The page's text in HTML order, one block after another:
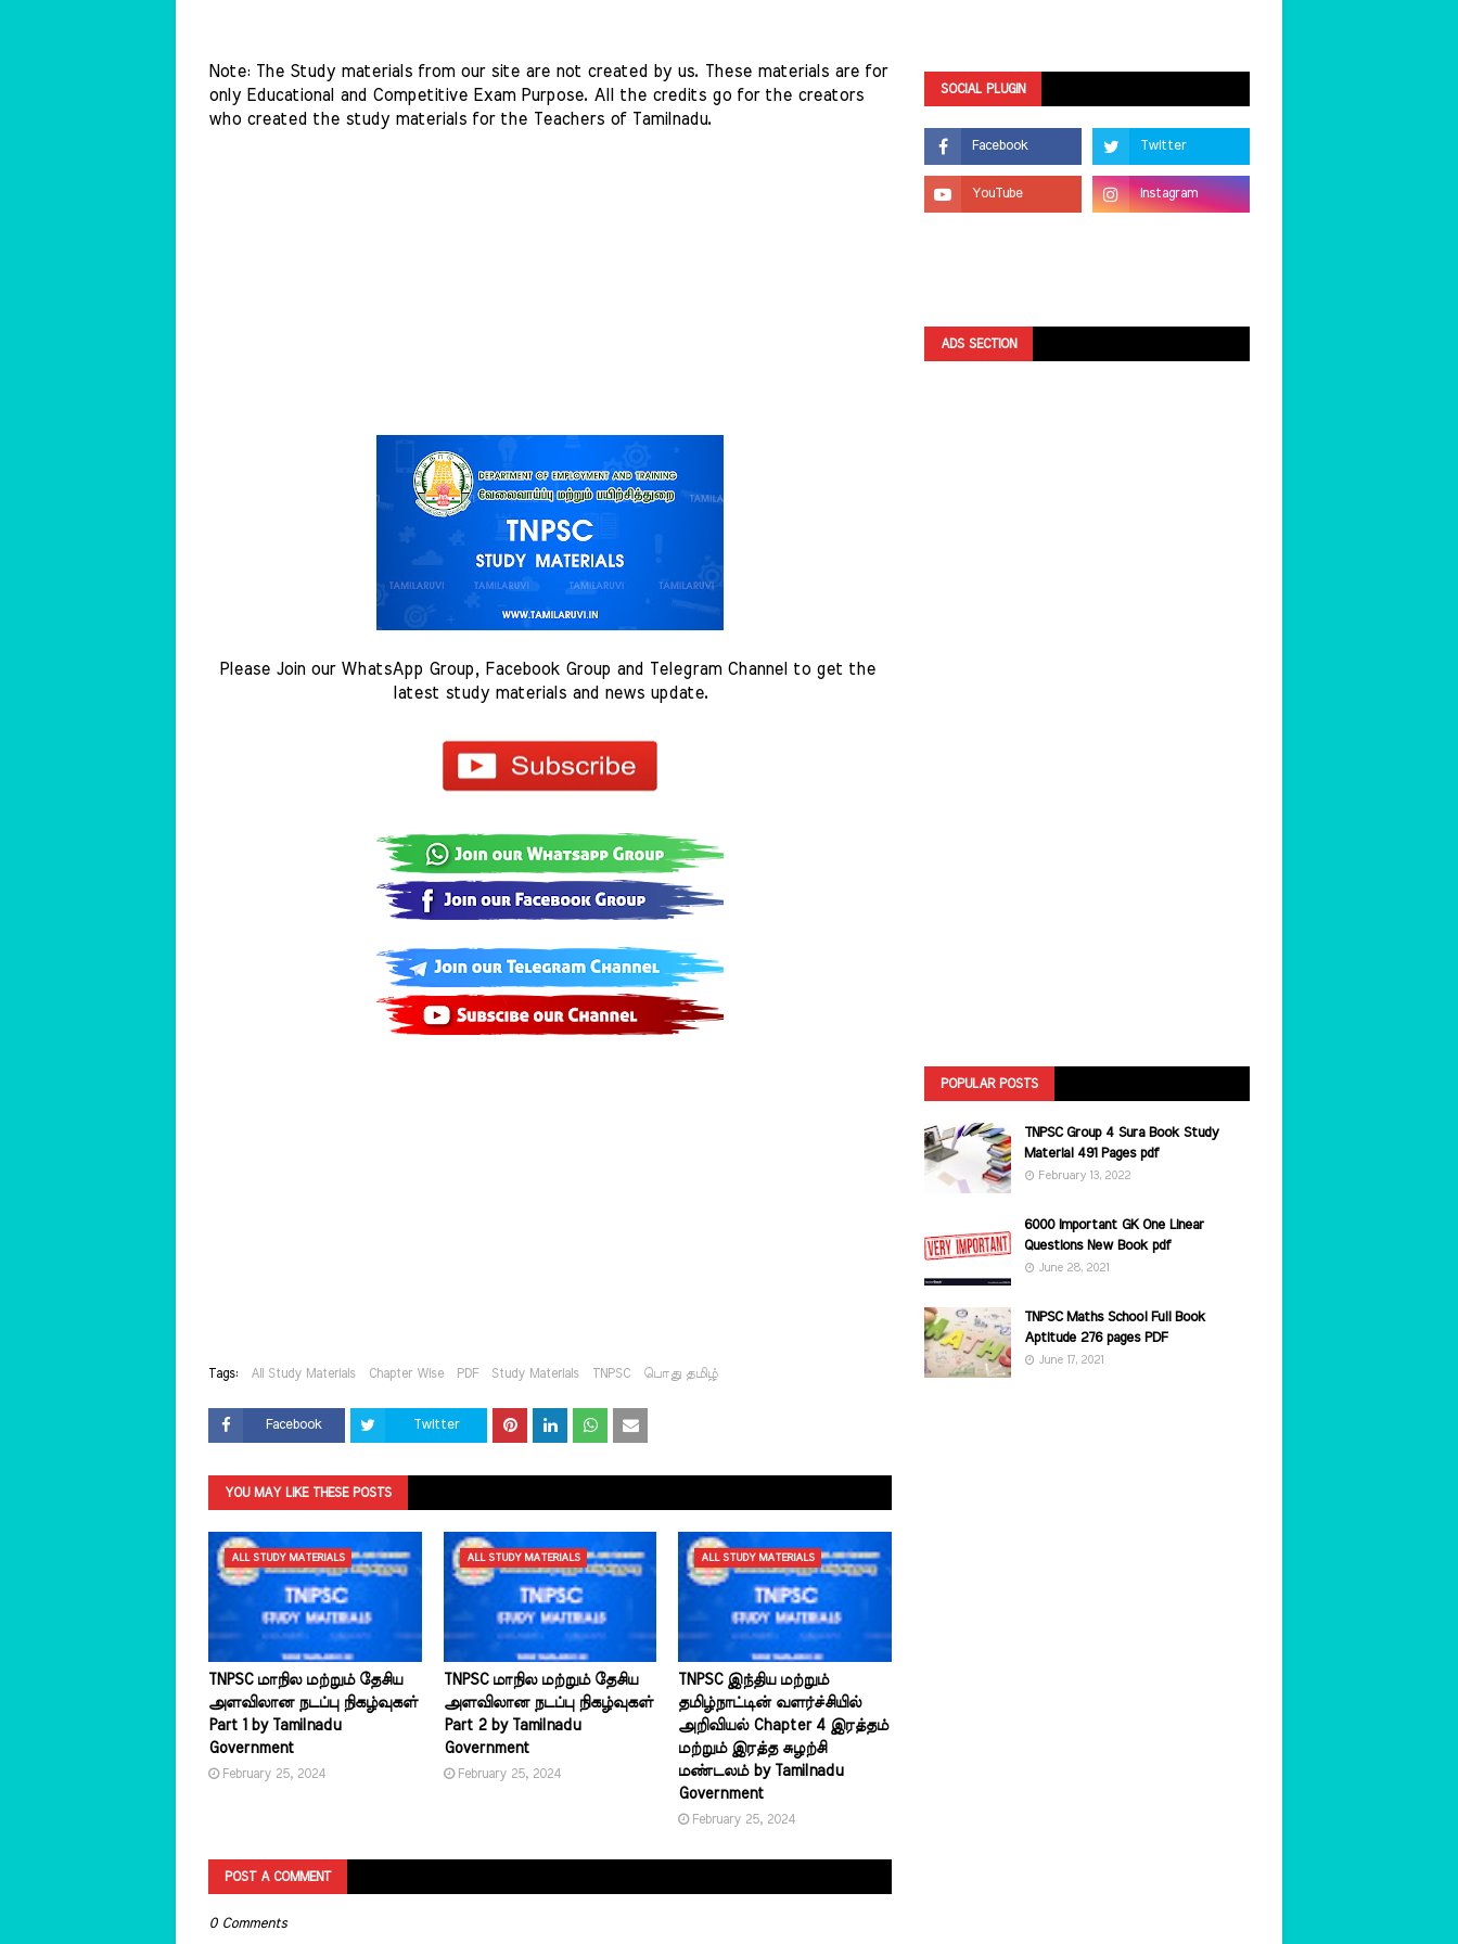
Note: The Study materials from our site are not created by us. These materials are for
only Educational and Competitive Exam Purpose. All the credits go for the creators
who created the study materials for the Teachers of Tamilnadu.
Please Join our WhatsApp Group, Facebook Group and Telegram Channel to get the
latest study materials and news update.
Tags: All Study Materials Chapter Wise PDF Study Materials TNPSC பொது தமிழ்
Facebook Twitter
YOU MAY LIKE THESE POSTS
ALL STUDY MATERIALS
TNPSC மாநில மற்றும் தேசிய
அளவிலான நடப்பு நிகழ்வுகள்
Part 1 by Tamilnadu
Government
February 25, 2024
ALL STUDY MATERIALS
TNPSC மாநில மற்றும் தேசிய
அளவிலான நடப்பு நிகழ்வுகள்
Part 2 by Tamilnadu
Government
February 25, 2024
ALL STUDY MATERIALS
TNPSC இந்திய மற்றும்
தமிழ்நாட்டின் வளர்ச்சியில்
அறிவியல் Chapter 4 இரத்தம்
மற்றும் இரத்த சுழற்சி
மண்டலம் by Tamilnadu
Government
February 25, 2024
POST A COMMENT
0 Comments
SOCIAL PLUGIN
ADS SECTION
POPULAR POSTS
TNPSC Group 4 Sura Book Study
Material 491 Pages pdf
February 13, 2022
6000 Important GK One Linear
Questions New Book pdf
June 28, 2021
TNPSC Maths School Full Book
Aptitude 276 pages PDF
June 17, 2021